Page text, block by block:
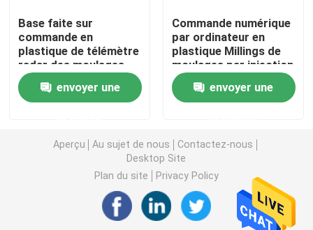
Clôtures électroniques faites sur commande
Pièces en plastique faites sur commande d'injection
la lingotière de moulage mécanique sous pression
Les pièces d'auto de moulage mécanique sous
Base faite sur
commande en
plastique de télémètre
radar des moulages
par injection de haute
précision LKM HASCO
envoyer une
Commande numérique
par ordinateur en
plastique Millings de
moulages par injection
d'ODM d'OEM
rectifiant des
machines d'EDM
envoyer une
Aperçu Au sujet de nous
Contactez-nous
Desktop Site
Plan du site
Privacy Policy